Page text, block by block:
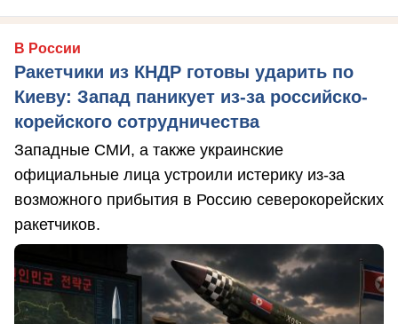
В России
Ракетчики из КНДР готовы ударить по
Киеву: Запад паникует из-за российско-
корейского сотрудничества
Западные СМИ, а также украинские
официальные лица устроили истерику из-за
возможного прибытия в Россию северокорейских
ракетчиков.